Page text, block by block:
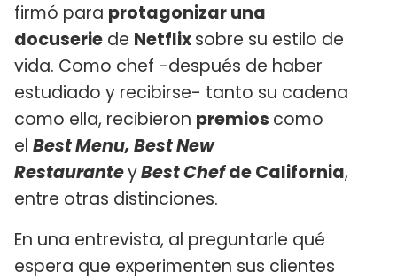
firmó para protagonizar una
docuserie de Netflixsobre su estilo de
vida. Como chef -después de haber
estudiado y recibirse- tanto su cadena
como ella, recibieron premios como
el Best Menu, Best New
RestauranteyBest Chefde California,
entre otras distinciones.
En una entrevista, al preguntarle qué
espera que experimenten sus clientes